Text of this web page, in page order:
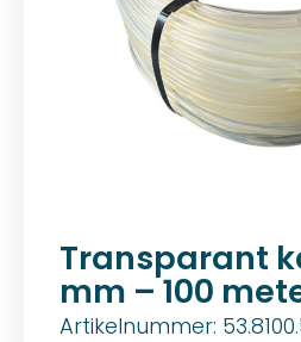
Transparant
mm – 100
Artikelnummer: